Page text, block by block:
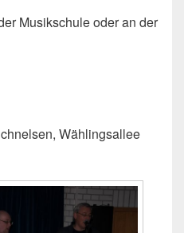
Musikschule oder an der
Wählingsallee